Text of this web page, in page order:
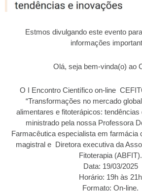
Estmos divulgando este evento
informações
Olá, seja bem-vinda(o) ao
O I Encontro Científico on-line
“Transformações no mercado
alimentares e fitoterápicos: tendências
ministrado pela nossa Professora
Farmacêutica especialista em farmácia
magistral e Diretora executiva da
Fitoterapia (ABFIT).
Data: 19/03/2025
Horário: 19h às 21h
Formato: On-line.